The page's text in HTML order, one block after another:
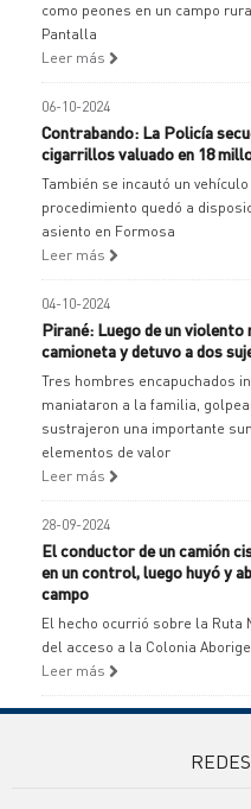
como peones en un campo
Pantalla
Leer más
06-10-2024
Contrabando: La Policía
cigarrillos valuado en 18
También se incautó un
procedimiento quedó a
asiento en Formosa
Leer más
04-10-2024
Pirané: Luego de un
camioneta y detuvo a dos
Tres hombres encapuchados
maniataron a la familia,
sustrajeron una importante
elementos de valor
Leer más
28-09-2024
El conductor de un camión
en un control, luego huyó y
campo
El hecho ocurrió sobre la Ruta
del acceso a la Colonia
Leer más